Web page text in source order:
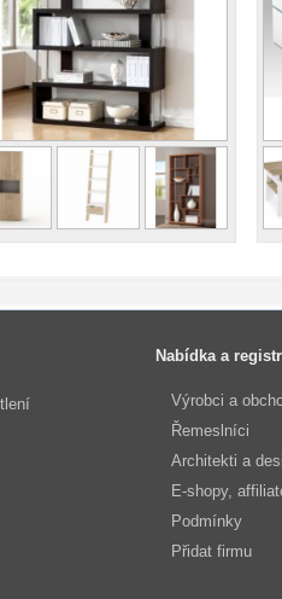
Nabídka a
Výrobci a
Řemeslníci
Architekti a
E-shopy,
Podmínky
Přidat firmu